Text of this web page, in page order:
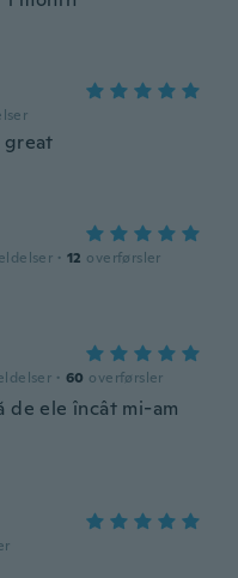
great
· 12 overførsler
· 60 overførsler
de ele încât mi-am